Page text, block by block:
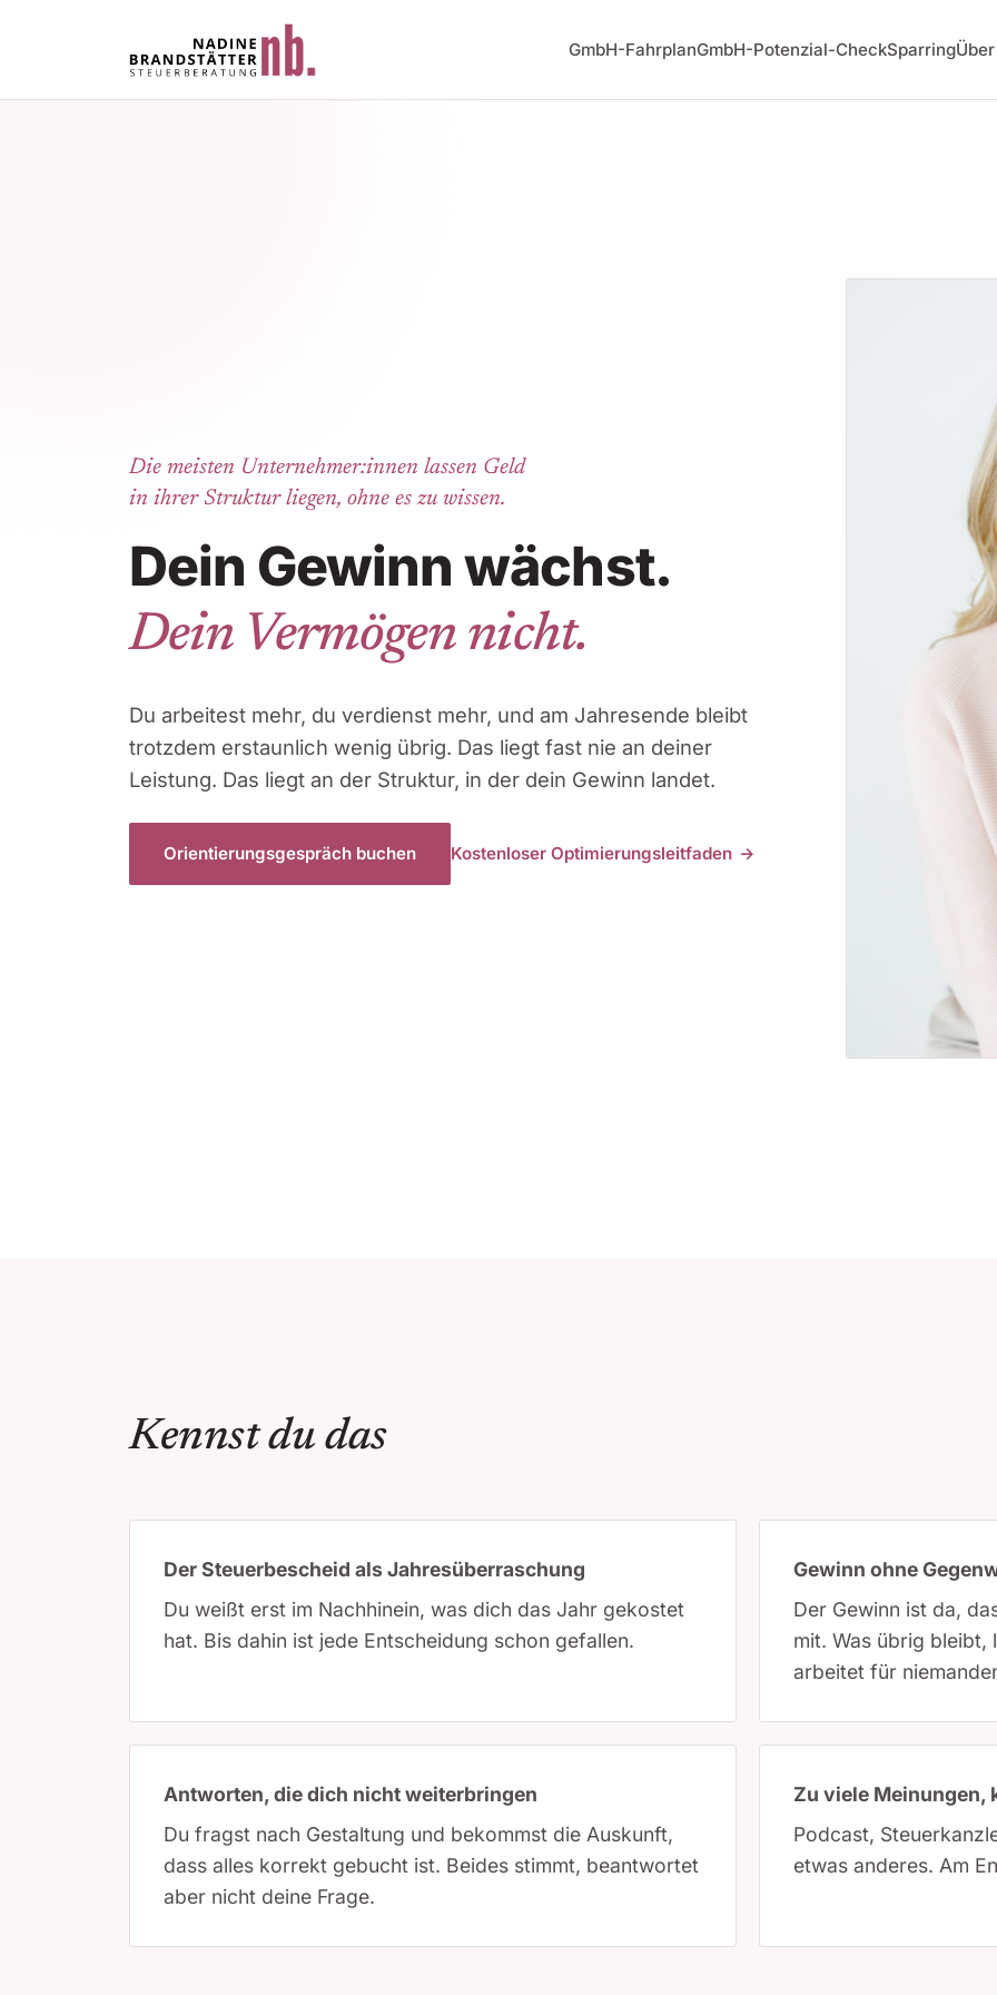
GmbH-FahrplanGmbH-Potenzial-CheckSparring
Die meisten Unternehmer:innen lassen Geld
in ihrer Struktur liegen, ohne es zu wissen.
Dein Gewinn wächst.
Dein Vermögen nicht.
Du arbeitest mehr, du verdienst mehr, und am Jahresende bleibt
trotzdem erstaunlich wenig übrig. Das liegt fast nie an deiner
Leistung. Das liegt an der Struktur, in der dein Gewinn landet.
Orientierungsgespräch buchen Kostenloser Optimierungsleitfaden
Kennst du das
Der Steuerbescheid als Jahresüberraschung
Du weißt erst im Nachhinein, was dich das Jahr gekostet
hat. Bis dahin ist jede Entscheidung schon gefallen.
Gewinn ohne
Der Gewinn ist da,
mit. Was übrig
arbeitet für
Antworten, die dich nicht weiterbringen
Du fragst nach Gestaltung und bekommst die Auskunft,
dass alles korrekt gebucht ist. Beides stimmt, beantwortet
aber nicht deine Frage.
Zu viele Meinungen,
Podcast,
etwas anderes. Am